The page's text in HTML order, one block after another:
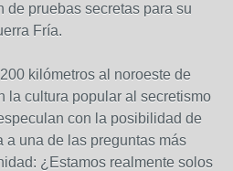
de pruebas secretas para su
Fría.
kilómetros al noroeste de
la cultura popular al secretismo
con la posibilidad de
a una de las preguntas más
¿Estamos realmente solos